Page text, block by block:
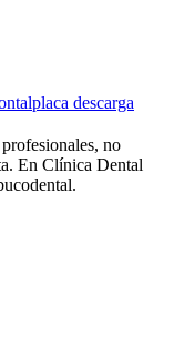
placa descarga
no
En Clínica Dental